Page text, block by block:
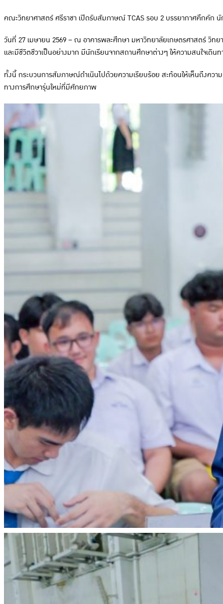
คณะวิทยาศาสตร์ ศรีราชา เปิดรับสัมภาษณ์ TCAS รอบ 2 บรรยากาศคึกคัก นั
วันที่ 27 เมษายน 2569 – ณ อาคารพละศึกษา มหาวิทยาลัยเกษตรศาสตร์ วิ
และมีชีวิตชีวาเป็นอย่างมาก มีนักเรียนจากสถานศึกษาต่างๆ ให้ความสนใจเดิ
ทั้งนี้ กระบวนการสัมภาษณ์ดำเนินไปด้วยความเรียบร้อย สะท้อนให้เห็นถึงคว
ทางการศึกษารุ่นใหม่ที่มีศักยภาพ